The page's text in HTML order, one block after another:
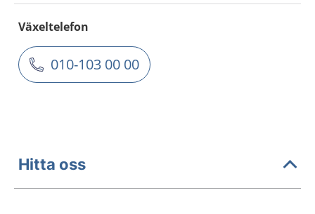
Växeltelefon
010-103 00 00
Hitta oss